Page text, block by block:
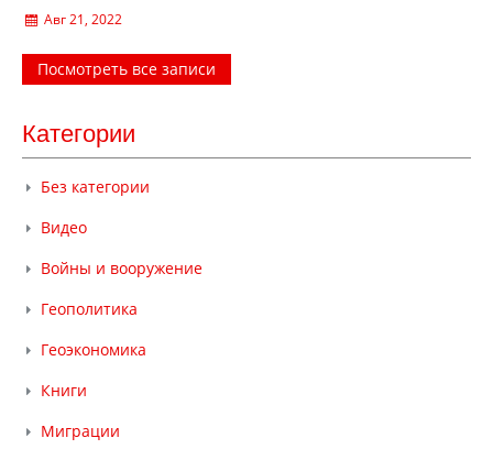
Авг 21, 2022
Посмотреть все записи
Категории
Без категории
Видео
Войны и вооружение
Геополитика
Геоэкономика
Книги
Миграции